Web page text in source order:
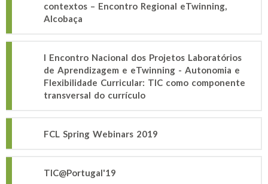
contextos – Encontro Regional eTwinning,
Alcobaça
I Encontro Nacional dos Projetos Laboratórios
de Aprendizagem e eTwinning - Autonomia e
Flexibilidade Curricular: TIC como componente
transversal do currículo
FCL Spring Webinars 2019
TIC@Portugal'19